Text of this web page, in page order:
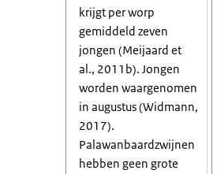
krijgt per worp
gemiddeld zeven
jongen (Meijaard et
al., 2011b). Jongen
worden waargenomen
in augustus (Widmann,
2017).
Palawanbaardzwijnen
hebben geen grote